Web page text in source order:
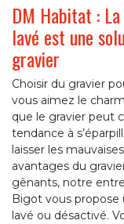
DM Habitat :
lavé est une
gravier
Choisir du gravier
vous aimez le
que le gravier peut
tendance à
laisser les
avantages du
gênants, notre
Bigot vous
lavé ou désactivé.